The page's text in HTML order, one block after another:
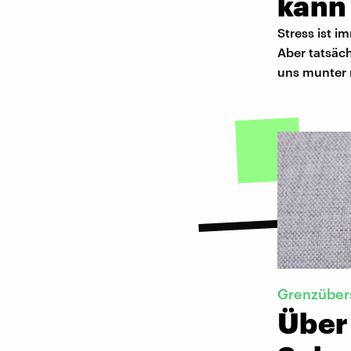
Stress ist
Aber
uns munter